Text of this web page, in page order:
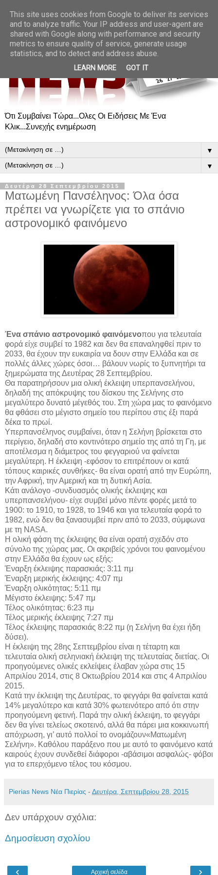
Ότι Συμβαίνει Τώρα...Ολες Οι Ειδήσεις Με Ένα
Κλικ...Συνεχής ενημέρωση
▼
▼
Δευτέρα 28 Σεπτεμβρίου 2015
Ματωμένη Πανσέληνος: Όλα όσα
πρέπει να γνωρίζετε για το σπάνιο
αστρονομικό φαινόμενο
Ένα σπάνιο αστρονομικό φαινόμενοπου για τελευταία
φορά είχε συμβεί το 1982 και δεν θα επαναληφθεί πριν το
2033, θα έχουν την ευκαιρία να δουν στην Ελλάδα και σε
πολλές άλλες χώρες όσοι… βάλουν νωρίς το ξυπνητήρι τα
ξημερώματα της Δευτέρας 28 Σεπτεμβρίου.
Θα παρατηρήσουν μια ολική έκλειψη υπερπανσελήνου,
δηλαδή της απόκρυψης του δίσκου της Σελήνης στο
μεγαλύτερο δυνατό μέγεθός του. Στη χώρα μας το φαινόμενο
θα φθάσει στο μέγιστο σημείο του περίπου στις έξι παρά
δέκα το πρωί.
Υπερπανσέληνος συμβαίνει, όταν η Σελήνη βρίσκεται στο
περίγειο, δηλαδή στο κοντινότερο σημείο της από τη Γη, με
αποτέλεσμα η διάμετρος του φεγγαριού να φαίνεται
μεγαλύτερη. Η έκλειψη -εφόσον το επιτρέπουν οι κατά
τόπους καιρικές συνθήκες- θα είναι ορατή από την Ευρώπη,
την Αφρική, την Αμερική και τη δυτική Ασία.
Κάτι ανάλογο -συνδυασμός ολικής έκλειψης και
υπερπανσελήνου- είχε συμβεί μόνο πέντε φορές μετά το
1900: το 1910, το 1928, το 1946 και για τελευταία φορά το
1982, ενώ δεν θα ξανασυμβεί πριν από το 2033, σύμφωνα
με τη NASA.
Η ολική φάση της έκλειψης θα είναι ορατή σχεδόν στο
σύνολο της χώρας μας. Οι ακριβείς χρόνοι του φαινομένου
στην Ελλάδα θα έχουν ως εξής:
Έναρξη έκλειψης παρασκιάς: 3:11 πμ
Έναρξη μερικής έκλειψης: 4:07 πμ
Έναρξη ολικότητας: 5:11 πμ
Μέγιστο έκλειψης: 5:47 πμ
Τέλος ολικότητας: 6:23 πμ
Τέλος μερικής έκλειψης 7:27 πμ
Τέλος έκλειψης παρασκιάς 8:22 πμ (η Σελήνη θα έχει ήδη
δύσει).
Η έκλειψη της 28ης Σεπτεμβρίου είναι η τέταρτη και
τελευταία ολική σεληνιακή έκλειψη της τελευταίας διετίας. Οι
προηγούμενες ολικές εκλείψεις έλαβαν χώρα στις 15
Απριλίου 2014, στις 8 Οκτωβρίου 2014 και στις 4 Απριλίου
2015.
Κατά την έκλειψη της Δευτέρας, το φεγγάρι θα φαίνεται κατά
14% μεγαλύτερο και κατά 30% φωτεινότερο από ότι στην
προηγούμενη φετινή. Παρά την ολική έκλειψη, το φεγγάρι
δεν θα γίνει τελείως σκοτεινό, αλλά θα πάρει μια κοκκινωπή
απόχρωση, γι’ αυτό πολλοί το ονομάζουν«Ματωμένη
Σελήνη». Καθόλου παράξενο που με αυτό το φαινόμενο κατά
καιρούς έχουν συνδεθεί διάφοροι -αβάσιμοι ασφαλώς- φόβοι
για το επερχόμενο τέλος του κόσμου.
Pierias News Νέα Πιερίας - Δευτέρα, Σεπτεμβρίου 28, 2015
Δεν υπάρχουν σχόλια:
Δημοσίευση σχολίου
‹ ›
Αρχική σελίδα
This site uses cookies from Google to deliver its services
and to analyze traffic. Your IP address and user-agent are
shared with Google along with performance and security
metrics to ensure quality of service, generate usage
statistics, and to detect and address abuse.
LEARN MORE GOT IT